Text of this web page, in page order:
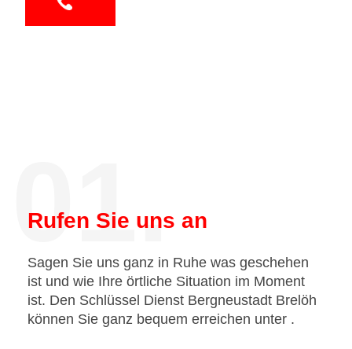
01.
Rufen Sie uns an
Sagen Sie uns ganz in Ruhe was geschehen
ist und wie Ihre örtliche Situation im Moment
ist. Den Schlüssel Dienst Bergneustadt Brelöh
können Sie ganz bequem erreichen unter .